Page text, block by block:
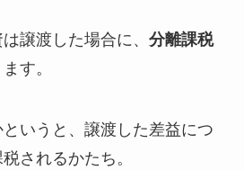
譲渡した場合に、 分離課税
す。
いうと、譲渡した差益につ
されるかたち。